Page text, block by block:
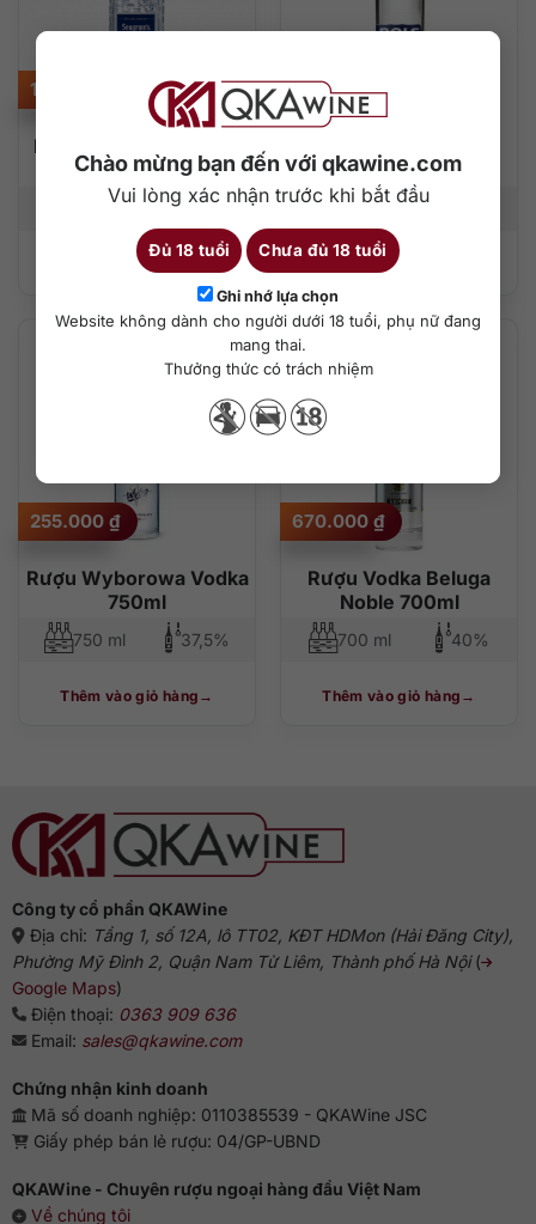
Chào mừng bạn đến với qkawine.com
Vui lòng xác nhận trước khi bắt đầu
Đủ 18 tuổi Chưa đủ 18 tuổi
Ghi nhớ lựa chọn
Website không dành cho người dưới 18 tuổi, phụ nữ đang
mang thai.
Thưởng thức có trách nhiệm
Rượu Seagram’s Extra
Smooth Vodka 500ml
125.000
500 ml 30%
Thêm vào giỏ hàng
Amsterdam 700ml
380.000₫
700 ml
Thêm vào giỏ hàng
Rượu Wyborowa Vodka
750ml
255.000 ₫
750 ml 37,5%
Thêm vào giỏ hàng
Rượu Vodka Beluga
Noble 700ml
670.000 ₫
700 ml 40%
Thêm vào giỏ hàng
Công ty cổ phần QKAWine
Địa chỉ: Tầng 1, số 12A, lô TT02, KĐT HDMon (Hải Đăng City),
Phường Mỹ Đình 2, Quận Nam Từ Liêm, Thành phố Hà Nội(
Google Maps)
Điện thoại: 0363 909 636
Email: sales@qkawine.com
Chứng nhận kinh doanh
Mã số doanh nghiệp: 0110385539 - QKAWine JSC
Giấy phép bán lẻ rượu: 04/GP-UBND
QKAWine - Chuyên rượu ngoại hàng đầu Việt Nam
Về chúng tôi